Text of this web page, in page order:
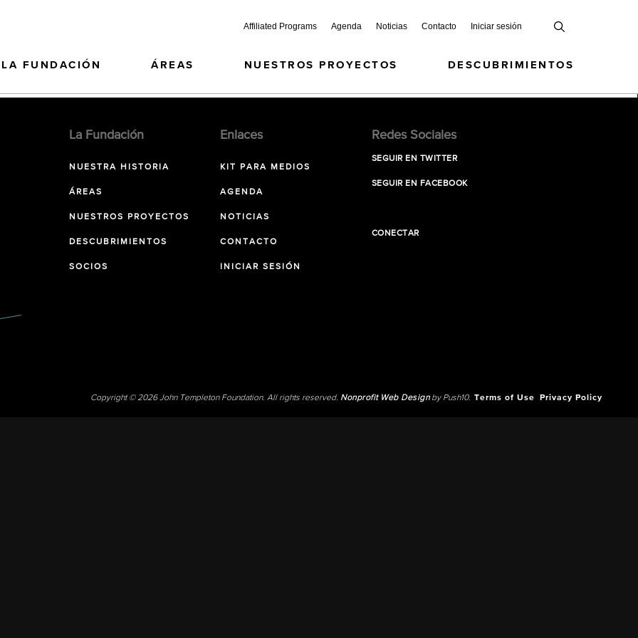
Affiliated Programs Agenda Noticias Contacto Iniciar sesión
LA FUNDACIÓN ÁREAS NUESTROS PROYECTOS DESCUBRIMIENTOS
La Fundación
NUESTRA HISTORIA
ÁREAS
NUESTROS PROYECTOS
DESCUBRIMIENTOS
SOCIOS
Enlaces
KIT PARA MEDIOS
AGENDA
NOTICIAS
CONTACTO
INICIAR SESIÓN
Redes Sociales
SEGUIR EN TWITTER
SEGUIR EN FACEBOOK
CONECTAR
Copyright © 2026 John Templeton Foundation. All rights reserved. Nonprofit Web Designby Push10. Terms of Use Privacy Policy